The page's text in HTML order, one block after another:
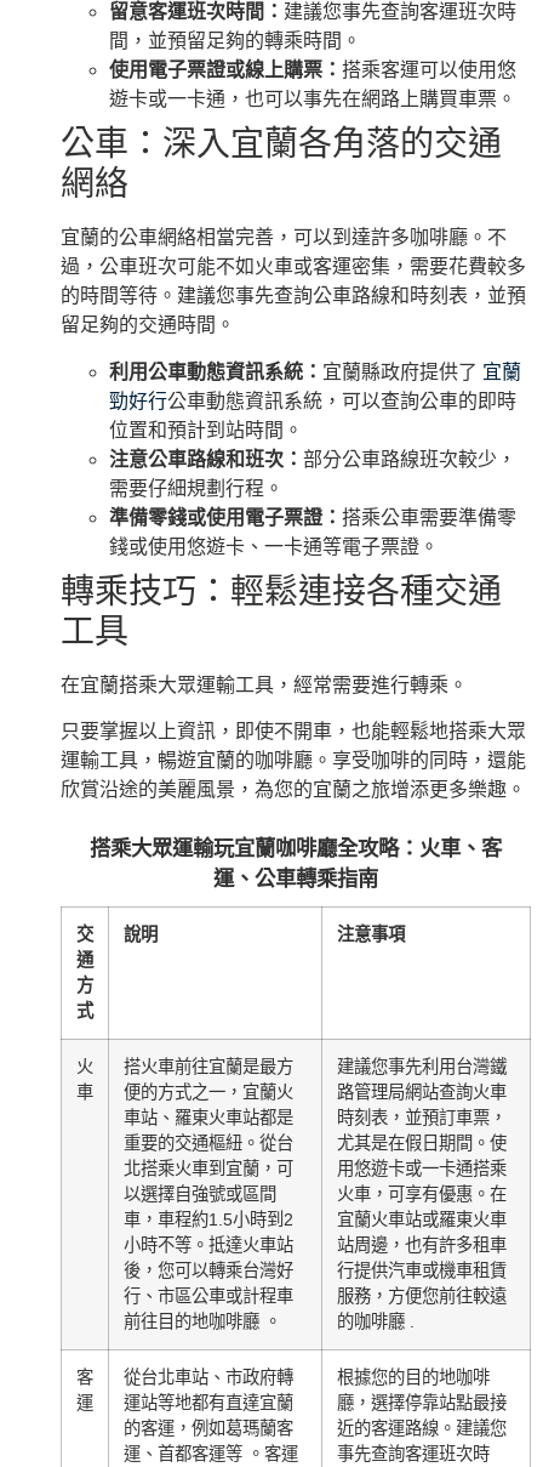
留意客運班次時間： 建議您事先查詢客運班次時
間，並預留足夠的轉乘時間。
使用電子票證或線上購票： 搭乘客運可以使用悠
遊卡或一卡通，也可以事先在網路上購買車票。
公車：深入宜蘭各角落的交通
網絡
宜蘭的公車網絡相當完善，可以到達許多咖啡廳。不
過，公車班次可能不如火車或客運密集，需要花費較多
的時間等待。建議您事先查詢公車路線和時刻表，並預
留足夠的交通時間。
利用公車動態資訊系統： 宜蘭縣政府提供了 宜蘭
勁好行公車動態資訊系統，可以查詢公車的即時
位置和預計到站時間。
注意公車路線和班次： 部分公車路線班次較少，
需要仔細規劃行程。
準備零錢或使用電子票證： 搭乘公車需要準備零
錢或使用悠遊卡、一卡通等電子票證。
轉乘技巧：輕鬆連接各種交通
工具
在宜蘭搭乘大眾運輸工具，經常需要進行轉乘。
只要掌握以上資訊，即使不開車，也能輕鬆地搭乘大眾
運輸工具，暢遊宜蘭的咖啡廳。享受咖啡的同時，還能
欣賞沿途的美麗風景，為您的宜蘭之旅增添更多樂趣。
搭乘大眾運輸玩宜蘭咖啡廳全攻略：火車、客
運、公車轉乘指南
交
通
方
式
說明 注意事項
火
車
搭火車前往宜蘭是最方
便的方式之一，宜蘭火
車站、羅東火車站都是
重要的交通樞紐。從台
北搭乘火車到宜蘭，可
以選擇自強號或區間
車，車程約1.5小時到2
小時不等。抵達火車站
後，您可以轉乘台灣好
行、市區公車或計程車
前往目的地咖啡廳 。
建議您事先利用台灣鐵
路管理局網站查詢火車
時刻表，並預訂車票，
尤其是在假日期間。使
用悠遊卡或一卡通搭乘
火車，可享有優惠。在
宜蘭火車站或羅東火車
站周邊，也有許多租車
行提供汽車或機車租賃
服務，方便您前往較遠
的咖啡廳 .
客
運
從台北車站、市政府轉
運站等地都有直達宜蘭
的客運，例如葛瑪蘭客
運、首都客運等 。客運
根據您的目的地咖啡
廳，選擇停靠站點最接
近的客運路線。建議您
事先查詢客運班次時